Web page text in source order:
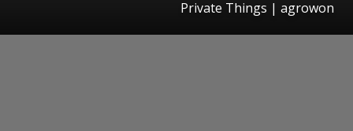
Private Things | agrowon